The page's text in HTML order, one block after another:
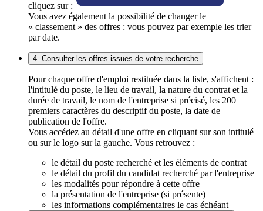
cliquez sur :
Vous avez également la possibilité de changer le
« classement » des offres : vous pouvez par exemple les trier
par date.
4. Consulter les offres issues de votre recherche
Pour chaque offre d'emploi restituée dans la liste, s'affichent :
l'intitulé du poste, le lieu de travail, la nature du contrat et la
durée de travail, le nom de l'entreprise si précisé, les 200
premiers caractères du descriptif du poste, la date de
publication de l'offre.
Vous accédez au détail d'une offre en cliquant sur son intitulé
ou sur le logo sur la gauche. Vous retrouvez :
le détail du poste recherché et les éléments de contrat
le détail du profil du candidat recherché par l'entreprise
les modalités pour répondre à cette offre
la présentation de l'entreprise (si présente)
les informations complémentaires le cas échéant